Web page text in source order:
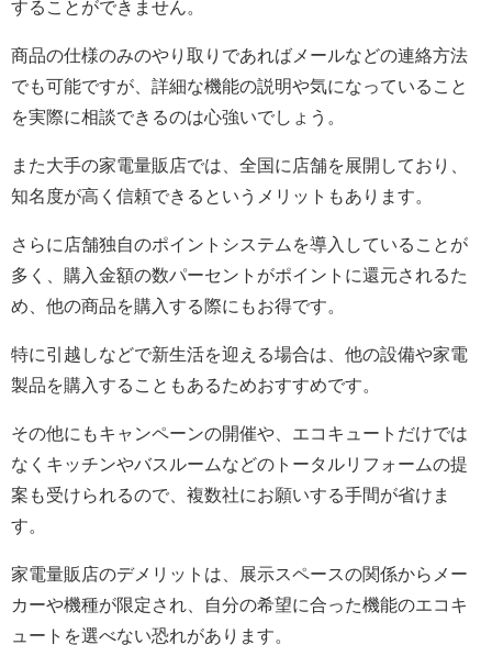
することができません。
商品の仕様のみのやり取りであればメールなどの連絡方法
でも可能ですが、詳細な機能の説明や気になっていること
を実際に相談できるのは心強いでしょう。
また大手の家電量販店では、全国に店舗を展開しており、
知名度が高く信頼できるというメリットもあります。
さらに店舗独自のポイントシステムを導入していることが
多く、購入金額の数パーセントがポイントに還元されるた
め、他の商品を購入する際にもお得です。
特に引越しなどで新生活を迎える場合は、他の設備や家電
製品を購入することもあるためおすすめです。
その他にもキャンペーンの開催や、エコキュートだけでは
なくキッチンやバスルームなどのトータルリフォームの提
案も受けられるので、複数社にお願いする手間が省けま
す。
家電量販店のデメリットは、展示スペースの関係からメー
カーや機種が限定され、自分の希望に合った機能のエコキ
ュートを選べない恐れがあります。